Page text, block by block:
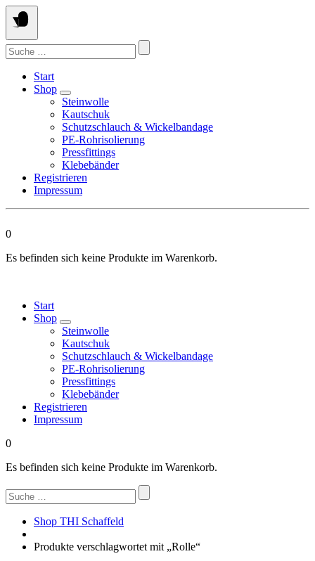
Springen
Sie
zum
Inhalt
Suchen
nach:
Start
Shop
Steinwolle
Kautschuk
Schutzschlauch & Wickelbandage
PE-Rohrisolierung
Pressfittings
Klebebänder
Registrieren
Impressum
0
Es befinden sich keine Produkte im Warenkorb.
Start
Shop
Steinwolle
Kautschuk
Schutzschlauch & Wickelbandage
PE-Rohrisolierung
Pressfittings
Klebebänder
Registrieren
Impressum
0
Es befinden sich keine Produkte im Warenkorb.
Suchen
nach:
Shop THI Schaffeld
Produkte verschlagwortet mit „Rolle“